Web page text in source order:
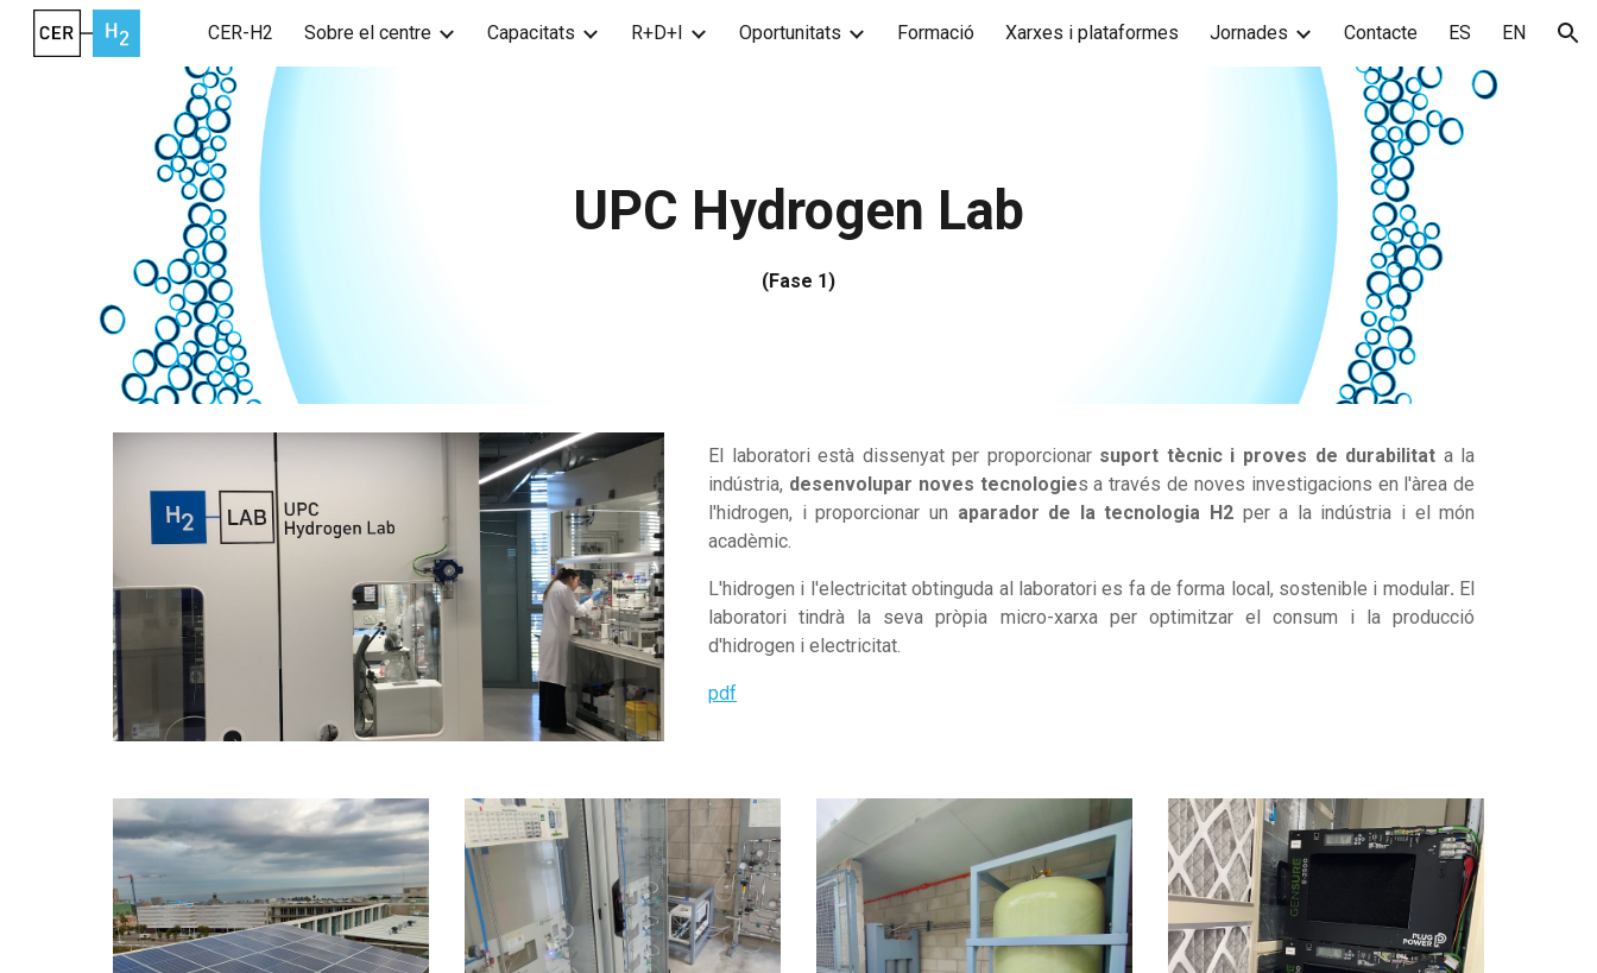
Skip to main content Skip to navigation
CER-H2 Sobre el centre Capacitats R+D+I Oportunitats Formació Xarxes i plataformes Jornades Contacte ES EN
UPC Hydrogen Lab
(Fase 1)
El laboratori està dissenyat per proporcionar suport tècnic i proves de durabilitat a la
indústria, desenvolupar noves tecnologies a través de noves investigacions en l'àrea de
l'hidrogen, i proporcionar un aparador de la tecnologia H2per a la indústria i el món
acadèmic.
L'hidrogen i l'electricitat obtinguda al laboratori es fa de forma local, sostenible i modular. El
laboratori tindrà la seva pròpia micro-xarxa per optimitzar el consum i la producció
d'hidrogen i electricitat.
pdf